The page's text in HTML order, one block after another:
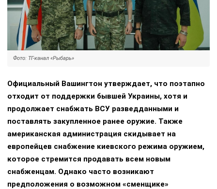
Фото: ТГ-канал «Рыбарь»
Официальный Вашингтон утверждает, что поэтапно
отходит от поддержки бывшей Украины, хотя и
продолжает снабжать ВСУ разведданными и
поставлять закупленное ранее оружие. Также
американская администрация скидывает на
европейцев снабжение киевского режима оружием,
которое стремится продавать всем новым
снабженцам. Однако часто возникают
предположения о возможном «сменщике»